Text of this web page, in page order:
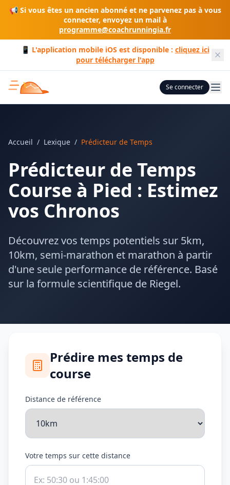
📢 Si vous êtes un ancien abonné et ne parvenez pas à vous
connecter, envoyez un mail à
programme@coachrunningia.fr
📱 L'application mobile iOS est disponible : cliquez ici
pour télécharger l'app
Se connecter
Accueil / Lexique / Prédicteur de Temps
Prédicteur de Temps
Course à Pied : Estimez
vos Chronos
Découvrez vos temps potentiels sur 5km,
10km, semi-marathon et marathon à partir
d'une seule performance de référence. Basé
sur la formule scientifique de Riegel.
Prédire mes temps de
course
Distance de référence
Votre temps sur cette distance